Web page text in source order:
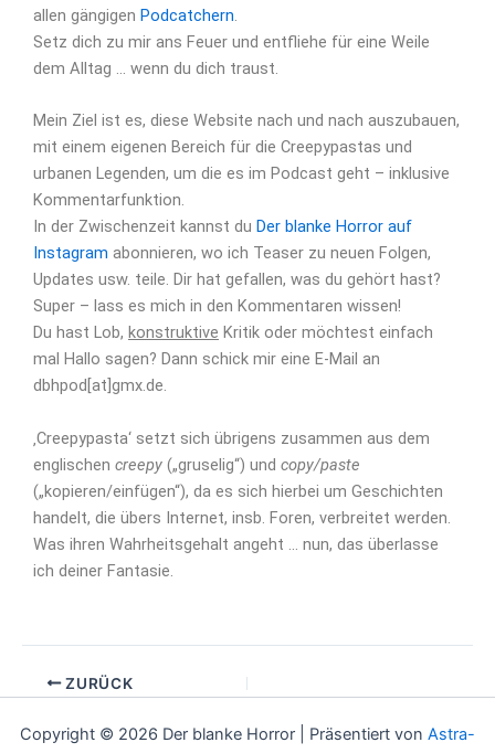
allen gängigen Podcatchern.
Setz dich zu mir ans Feuer und entfliehe für eine Weile
dem Alltag … wenn du dich traust.
Mein Ziel ist es, diese Website nach und nach auszubauen,
mit einem eigenen Bereich für die Creepypastas und
urbanen Legenden, um die es im Podcast geht – inklusive
Kommentarfunktion.
In der Zwischenzeit kannst du Der blanke Horror auf
Instagram abonnieren, wo ich Teaser zu neuen Folgen,
Updates usw. teile. Dir hat gefallen, was du gehört hast?
Super – lass es mich in den Kommentaren wissen!
Du hast Lob, konstruktive Kritik oder möchtest einfach
mal Hallo sagen? Dann schick mir eine E-Mail an
dbhpod[at]gmx.de.
‚Creepypasta‘ setzt sich übrigens zusammen aus dem
englischen creepy („gruselig“) und copy/paste
(„kopieren/einfügen“), da es sich hierbei um Geschichten
handelt, die übers Internet, insb. Foren, verbreitet werden.
Was ihren Wahrheitsgehalt angeht … nun, das überlasse
ich deiner Fantasie.
ZURÜCK
Copyright © 2026 Der blanke Horror | Präsentiert von Astra-